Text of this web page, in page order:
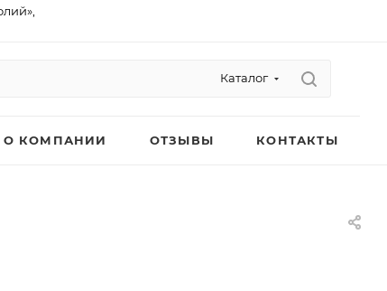
Каталог
О КОМПАНИИ ОТЗЫВЫ КОНТАКТЫ